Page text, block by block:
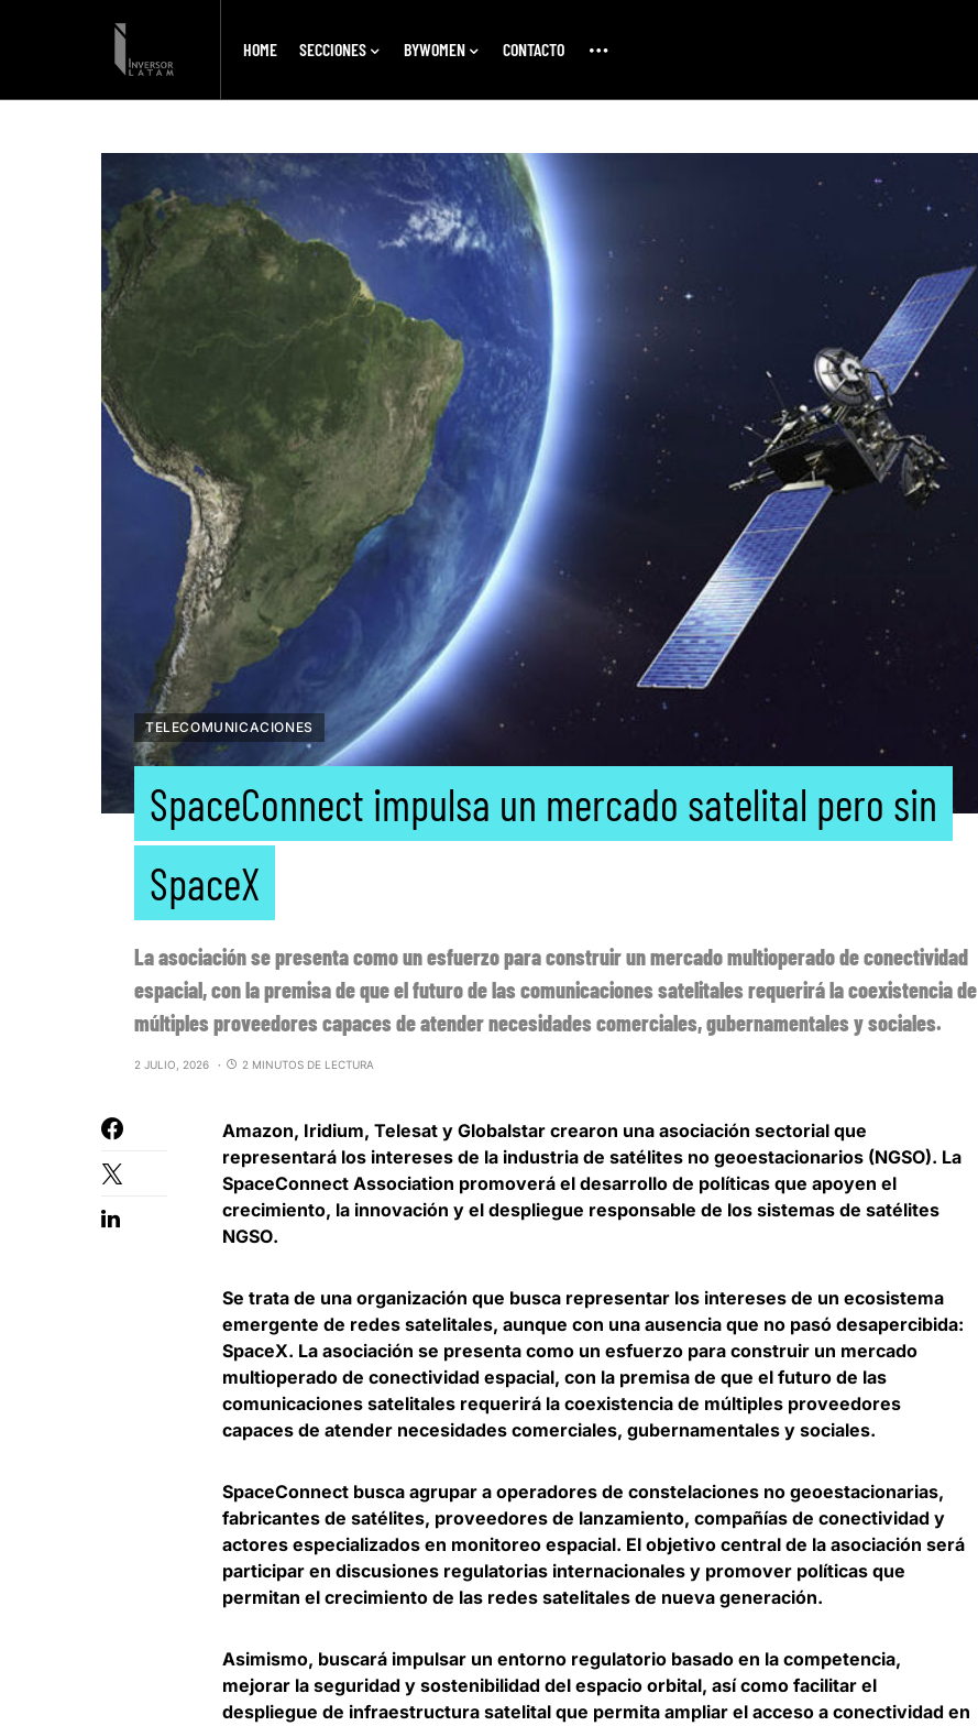
HOME SECCIONES BYWOMEN CONTACTO
TELECOMUNICACIONES
SpaceConnect impulsa un mercado satelital pero sin
SpaceX
La asociación se presenta como un esfuerzo para construir un mercado multioperado de conectividad
espacial, con la premisa de que el futuro de las comunicaciones satelitales requerirá la coexistencia de
múltiples proveedores capaces de atender necesidades comerciales, gubernamentales y sociales.
2 JULIO, 2026 2 MINUTOS DE LECTURA
Amazon, Iridium, Telesat y Globalstar crearon una asociación sectorial que
representará los intereses de la industria de satélites no geoestacionarios (NGSO). La
SpaceConnect Association promoverá el desarrollo de políticas que apoyen el
crecimiento, la innovación y el despliegue responsable de los sistemas de satélites
NGSO.
Se trata de una organización que busca representar los intereses de un ecosistema
emergente de redes satelitales, aunque con una ausencia que no pasó desapercibida:
SpaceX. La asociación se presenta como un esfuerzo para construir un mercado
multioperado de conectividad espacial, con la premisa de que el futuro de las
comunicaciones satelitales requerirá la coexistencia de múltiples proveedores
capaces de atender necesidades comerciales, gubernamentales y sociales.
SpaceConnect busca agrupar a operadores de constelaciones no geoestacionarias,
fabricantes de satélites, proveedores de lanzamiento, compañías de conectividad y
actores especializados en monitoreo espacial. El objetivo central de la asociación será
participar en discusiones regulatorias internacionales y promover políticas que
permitan el crecimiento de las redes satelitales de nueva generación.
Asimismo, buscará impulsar un entorno regulatorio basado en la competencia,
mejorar la seguridad y sostenibilidad del espacio orbital, así como facilitar el
despliegue de infraestructura satelital que permita ampliar el acceso a conectividad en